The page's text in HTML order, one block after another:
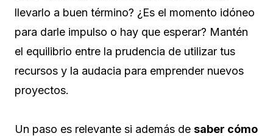
llevarlo a buen término? ¿Es el momento idóneo
para darle impulso o hay que esperar? Mantén
el equilibrio entre la prudencia de utilizar tus
recursos y la audacia para emprender nuevos
proyectos.
Un paso es relevante si además de saber cómo